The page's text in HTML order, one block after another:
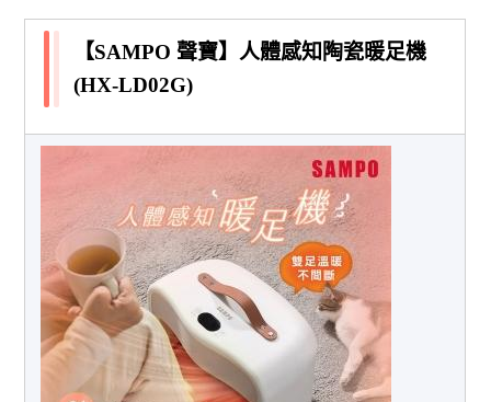
【SAMPO 聲寶】人體感知陶瓷暖足機
(HX-LD02G)